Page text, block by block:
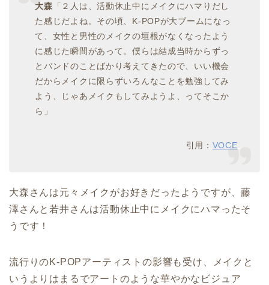
大森 「２人は、活動休止中にメイクにハマりだし
た感じだよね。その頃、K-POPが大ブームになっ
て、女性と男性のメイクの垣根がなくなったよう
に感じた瞬間があって。僕らは結成当時からずっ
とバンドのことばかり考えてきたので、いい機会
だからメイクに限らずいろんなことを勉強してみ
よう、じゃあメイクもしてみようよ、ってそこか
ら」
引用： VOCE
大森さんは元々メイクがお好きだったようですが、藤
澤さんと若井さんは活動休止中にメイクにハマったそ
うです！
流行りのK-POPアーティストの影響も受け、メイクと
いうよりはまるでアートのような華やかなビジュア